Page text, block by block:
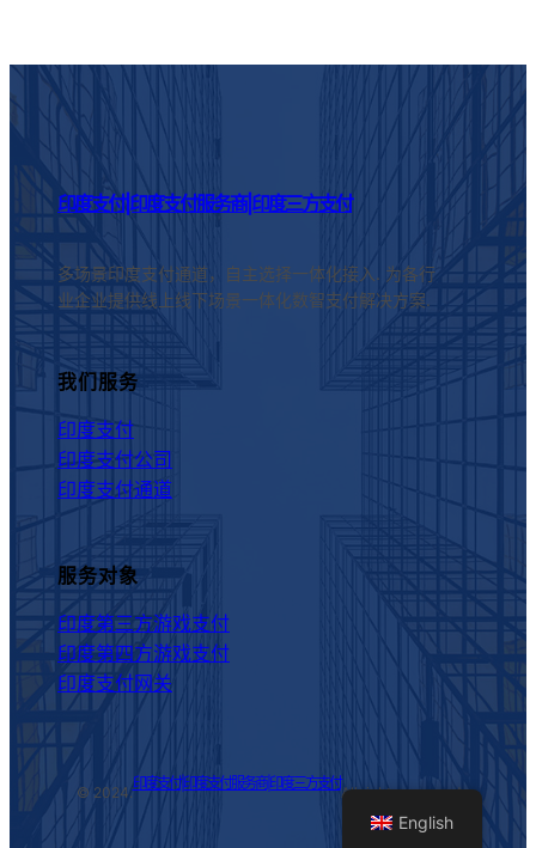
印度支付|印度支付服务商|印度三方支付
多场景印度支付通道，自主选择一体化接入. 为各行
业企业提供线上线下场景一体化数智支付解决方案.
我们服务
印度支付
印度支付公司
印度支付通道
服务对象
印度第三方游戏支付
印度第四方游戏支付
印度支付网关
© 2024.
印度支付|印度支付服务商|印度三方支付
All rights reserved
English